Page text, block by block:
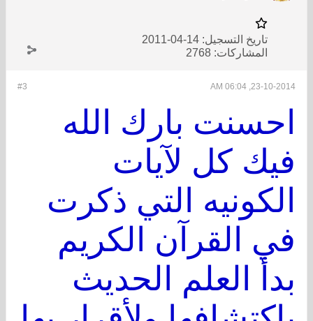
تاريخ التسجيل: 14-04-2011
المشاركات: 2768
#3 23-10-2014, 06:04 AM
احسنت بارك الله
فيك كل لآيات
الكونيه التي ذكرت
في القرآن الكريم
بدأ العلم الحديث